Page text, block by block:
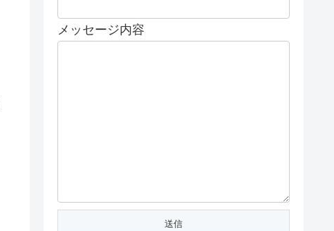
メッセージ内容